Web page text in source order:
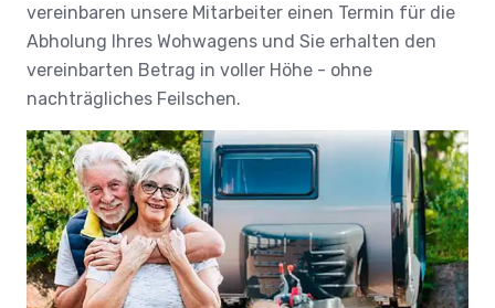
vereinbaren unsere Mitarbeiter einen Termin für die
Abholung Ihres Wohwagens und Sie erhalten den
vereinbarten Betrag in voller Höhe - ohne
nachträgliches Feilschen.